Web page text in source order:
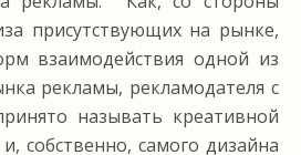
присутствующих на рынке,
взаимодействия одной из
рекламы, рекламодателя с
называть креативной
собственно, самого дизайна